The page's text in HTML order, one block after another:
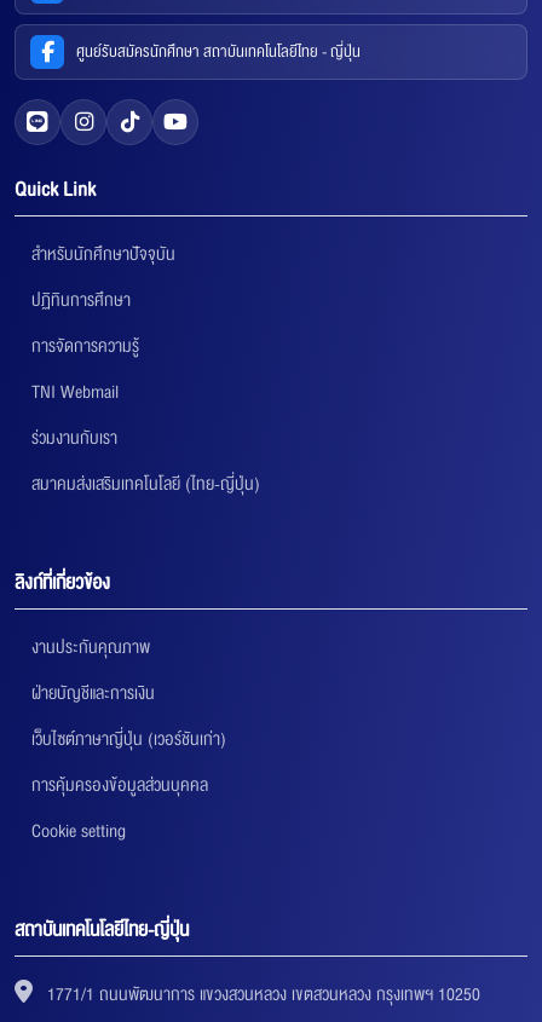
ศูนย์รับสมัครนักศึกษา สถาบันเทคโนโลยีไทย - ญี่ปุ่น
Quick Link
สำหรับนักศึกษาปัจจุบัน
ปฏิทินการศึกษา
การจัดการความรู้
TNI Webmail
ร่วมงานกับเรา
สมาคมส่งเสริมเทคโนโลยี (ไทย-ญี่ปุ่น)
ลิงก์ที่เกี่ยวข้อง
งานประกันคุณภาพ
ฝ่ายบัญชีและการเงิน
เว็บไซต์ภาษาญี่ปุ่น (เวอร์ชันเก่า)
การคุ้มครองข้อมูลส่วนบุคคล
Cookie setting
สถาบันเทคโนโลยีไทย-ญี่ปุ่น
1771/1 ถนนพัฒนาการ แขวงสวนหลวง เขตสวนหลวง กรุงเทพฯ 10250